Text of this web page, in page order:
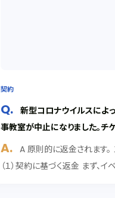
契約
新型コロナウイルスによ
事教室が中止になりました。チ
金は返金されるのでしょうか？
A 原則的に返金されます
（１）契約に基づく返金 まず、イ